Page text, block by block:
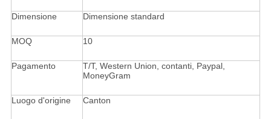
Dimensione Dimensione standard
MOQ 10
Pagamento
T/T, Western Union, contanti, Paypal,
MoneyGram
Luogo d'origine Canton